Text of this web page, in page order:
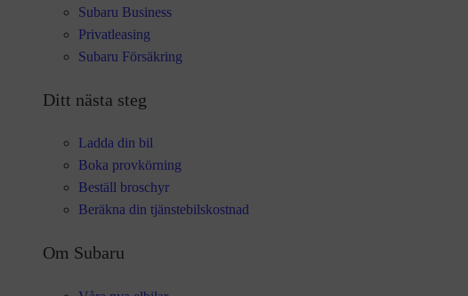
Subaru Business
Privatleasing
Subaru Försäkring
Ditt nästa steg
Ladda din bil
Boka provkörning
Beställ broschyr
Beräkna din tjänstebilskostnad
Om Subaru